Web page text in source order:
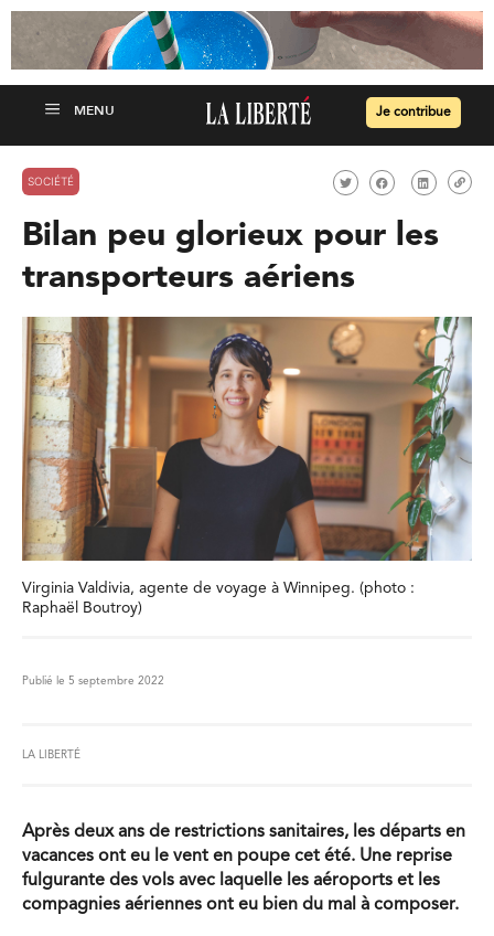
Je contribue
SOCIÉTÉ
Bilan peu glorieux pour les
transporteurs aériens
Virginia Valdivia, agente de voyage à Winnipeg. (photo :
Raphaël Boutroy)
Publié le 5 septembre 2022
LA LIBERTÉ
Après deux ans de restrictions sanitaires, les départs en
vacances ont eu le vent en poupe cet été. Une reprise
fulgurante des vols avec laquelle les aéroports et les
compagnies aériennes ont eu bien du mal à composer.